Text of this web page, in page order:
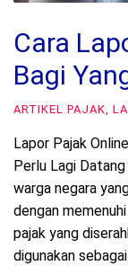
Cara
Bagi
ARTIKEL PAJAK
Lapor Pajak
Perlu Lagi
warga negara
dengan
pajak yang
digunakan